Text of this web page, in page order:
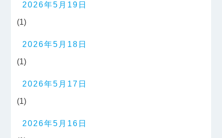
2026年5月19日
(1)
2026年5月18日
(1)
2026年5月17日
(1)
2026年5月16日